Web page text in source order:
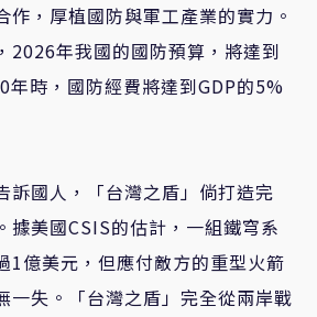
作，厚植國防與軍工產業的實力。
2026年我國的國防預算，將達到
年時，國防經費將達到GDP的5%
訴國人，「台灣之盾」倘打造完
據美國CSIS的估計，一組鐵穹系
1億美元，但應付敵方的重型火箭
一失。「台灣之盾」完全從兩岸戰